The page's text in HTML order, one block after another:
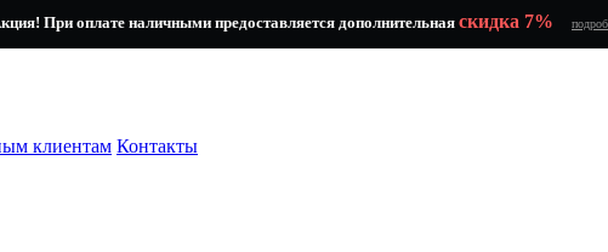
При оплате наличными предоставляется дополнительная скидка 7%
клиентам Контакты